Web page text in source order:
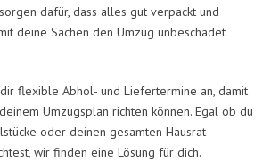
dafür, dass alles gut verpackt und
deine Sachen den Umzug unbeschadet
flexible Abhol- und Liefertermine an, damit
Umzugsplan richten können. Egal ob du
oder deinen gesamten Hausrat
wir finden eine Lösung für dich.